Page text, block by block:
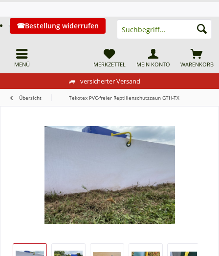
versicherter Versand
MENÜ
Bestellung widerrufen
WARENKORB
MERKZETTEL MEIN KONTO
Übersicht Tekotex PVC-freier Reptilienschutzzaun GTH-TX